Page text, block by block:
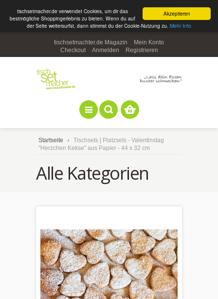
Akzeptieren
tischsetmacher.de verwendet Cookies, um dir das
bestmögliche Shoppingerlebnis zu bieten. Wenn du auf
der Seite weitersurfst, dann stimmst du der Cookie-Nutzung zu. Mehr Info
tischsetmachter.de Magazin
Mein Konto
Checkout
Anmelden Registrieren
Startseite
Tischsets | Platzsets - Valentinstag
"Herzchen Kekse" aus Papier - 44 x 32 cm
Alle Kategorien